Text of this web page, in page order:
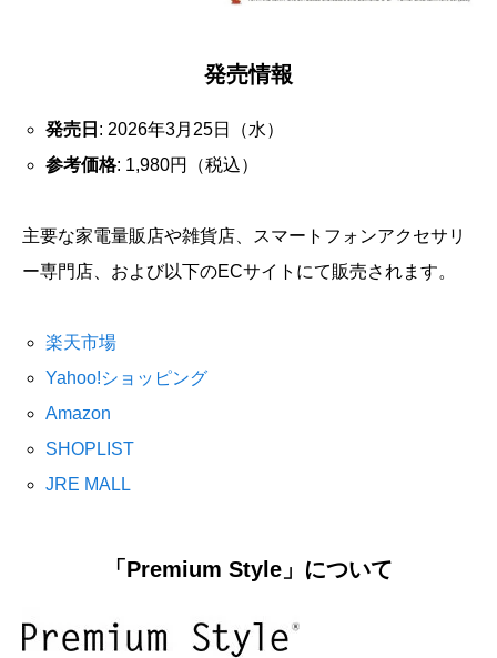
発売情報
発売日 : 2026年3月25日（水）
参考価格: 1,980円（税込）
主要な家電量販店や雑貨店、スマートフォンアクセサリ
ー専門店、および以下のECサイトにて販売されます。
楽天市場
Yahoo!ショッピング
Amazon
SHOPLIST
JRE MALL
「Premium Style」について